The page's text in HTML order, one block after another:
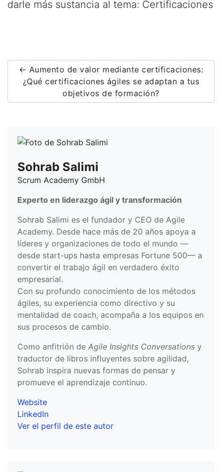
darle más sustancia al tema: Certificaciones
← Aumento de valor mediante certificaciones:
¿Qué certificaciones ágiles se adaptan a tus
objetivos de formación?
Sohrab Salimi
Scrum Academy GmbH
Experto en liderazgo ágil y transformación
Sohrab Salimi es el fundador y CEO de Agile
Academy. Desde hace más de 20 años apoya a
líderes y organizaciones de todo el mundo —
desde start-ups hasta empresas Fortune 500— a
convertir el trabajo ágil en verdadero éxito
empresarial.
Con su profundo conocimiento de los métodos
ágiles, su experiencia como directivo y su
mentalidad de coach, acompaña a los equipos en
sus procesos de cambio.
Como anfitrión de Agile Insights Conversations y
traductor de libros influyentes sobre agilidad,
Sohrab inspira nuevas formas de pensar y
promueve el aprendizaje continuo.
Website
LinkedIn
Ver el perfil de este autor